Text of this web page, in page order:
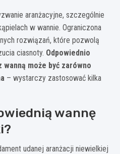
aranżacyjne, szczególnie
w wannie. Ograniczona
rozwiązań, które pozwolą
ciasnoty. Odpowiednio
wanną może być zarówno
– wystarczy zastosować kilka
wannę
udanej aranżacji niewielkiej